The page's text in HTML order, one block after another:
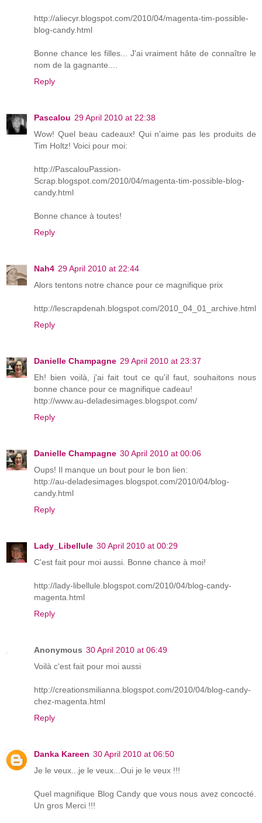
http://aliecyr.blogspot.com/2010/04/magenta-tim-possible-
blog-candy.html
Bonne chance les filles... J'ai vraiment hâte de connaître le
nom de la gagnante....
Reply
Pascalou 29 April 2010 at 22:38
Wow! Quel beau cadeaux! Qui n'aime pas les produits de
Tim Holtz! Voici pour moi:
http://PascalouPassion-
Scrap.blogspot.com/2010/04/magenta-tim-possible-blog-
candy.html
Bonne chance à toutes!
Reply
Nah4 29 April 2010 at 22:44
Alors tentons notre chance pour ce magnifique prix
http://lescrapdenah.blogspot.com/2010_04_01_archive.html
Reply
Danielle Champagne 29 April 2010 at 23:37
Eh! bien voilà, j'ai fait tout ce qu'il faut, souhaitons nous
bonne chance pour ce magnifique cadeau!
http://www.au-deladesimages.blogspot.com/
Reply
Danielle Champagne 30 April 2010 at 00:06
Oups! Il manque un bout pour le bon lien:
http://au-deladesimages.blogspot.com/2010/04/blog-
candy.html
Reply
Lady_Libellule 30 April 2010 at 00:29
C'est fait pour moi aussi. Bonne chance à moi!
http://lady-libellule.blogspot.com/2010/04/blog-candy-
magenta.html
Reply
Anonymous 30 April 2010 at 06:49
Voilà c'est fait pour moi aussi
http://creationsmilianna.blogspot.com/2010/04/blog-candy-
chez-magenta.html
Reply
Danka Kareen 30 April 2010 at 06:50
Je le veux...je le veux...Oui je le veux !!!
Quel magnifique Blog Candy que vous nous avez concocté.
Un gros Merci !!!